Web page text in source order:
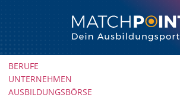
überspringen
BERUFE
UNTERNEHMEN
AUSBILDUNGSBÖRSE